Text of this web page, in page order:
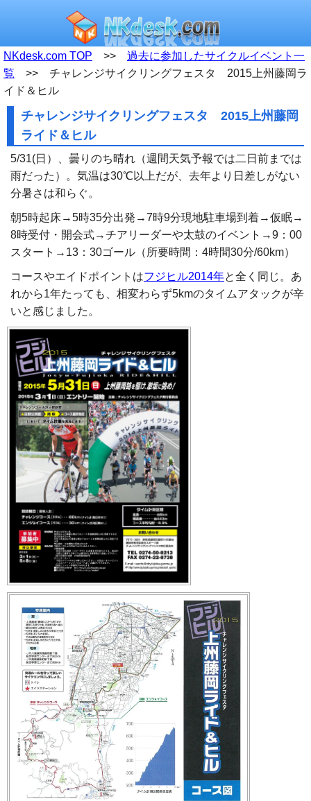
NKdesk.com TOP >> 過去に参加したサイクルイベント一
覧 >> チャレンジサイクリングフェスタ 2015上州藤岡ラ
イド＆ヒル
チャレンジサイクリングフェスタ 2015上州藤岡
ライド＆ヒル
5/31(日）、曇りのち晴れ（週間天気予報では二日前までは
雨だった）。気温は30℃以上だが、去年より日差しがない
分暑さは和らぐ。
朝5時起床→5時35分出発→7時9分現地駐車場到着→仮眠→
8時受付・開会式→チアリーダーや太鼓のイベント→9：00
スタート→13：30ゴール（所要時間：4時間30分/60km）
コースやエイドポイントはフジヒル2014年と全く同じ。あ
れから1年たっても、相変わらず5kmのタイムアタックが辛
いと感じました。